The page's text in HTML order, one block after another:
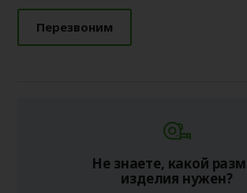
Перезвоним
Не знаете, какой
изделия нужен?